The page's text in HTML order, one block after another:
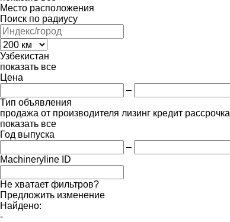
Место расположения
Поиск по радиусу
Узбекистан
показать все
Цена
–
Тип объявления
продажа от производителя лизинг кредит рассрочка
показать все
Год выпуска
–
Machineryline ID
Не хватает фильтров?
Предложить изменение
Найдено:
-